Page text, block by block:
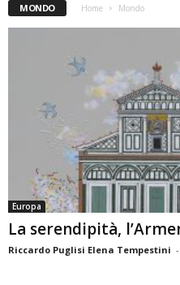
MONDO Home Mondo
Europa
La serendipità,
Riccardo Puglisi Elena Tempestini -